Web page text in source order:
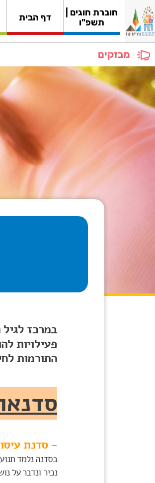
חוברת חוגים |
תשפ"ו
דף הבית
מבזקים
במרכז
פעילויות
התורמות
- סדנת
בסדנה נלמד
נכיר ונדבר על